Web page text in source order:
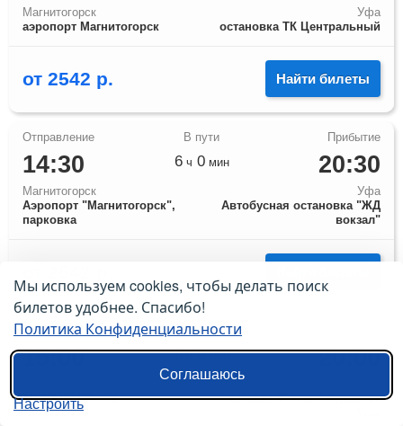
Магнитогорск
аэропорт Магнитогорск
Уфа
остановка ТК Центральный
от 2542 р. Найти билеты
14:30
Магнитогорск
Аэропорт "Магнитогорск",
парковка
20:30
Уфа
Автобусная остановка "ЖД
вокзал"
6ч 0мин
15:00
ТЦ Радуга Вкуса
20:00
кассовый пункт Аэропорт
5ч0мин
Мы используем cookies, чтобы делать поиск
билетов удобнее. Спасибо!
Политика Конфиденциальности
Соглашаюсь
Настроить